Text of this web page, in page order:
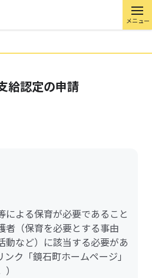
メニュー
給認定の申請
による保育が必要であること
者（保育を必要とする事由
動など）に該当する必要があ
ク「鏡石町ホームページ」